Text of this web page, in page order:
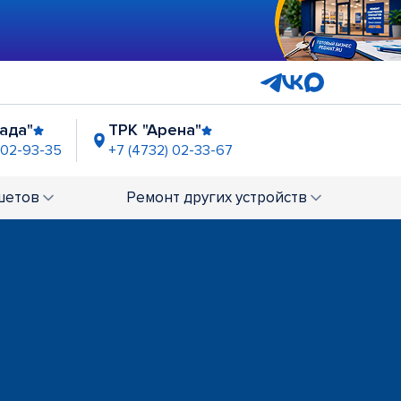
93-35
ТРК "Арена"
+7 (4732) 02-33-67
02-42-03 Ремонт других устройств